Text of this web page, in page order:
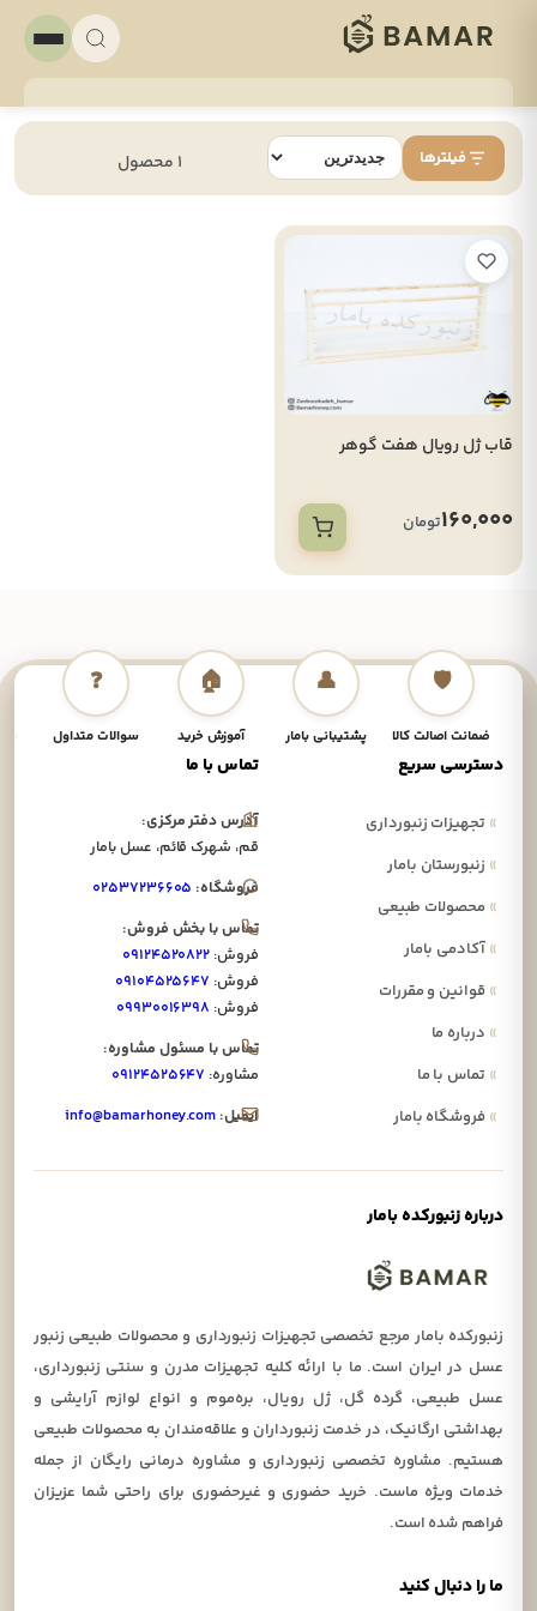
فیلترها
قاب ژل رویال هفت گوهر
160,000تومان
🛡️
ضمانت اصالت کالا
👤
پشتیبانی بامار
🏠
آموزش خرید
❓
سوالات متداول
ما را دنبال کنید
دسترسی سریع
»تجهیزات زنبورداری
»زنبورستان بامار
»محصولات طبیعی
»آکادمی بامار
»قوانین و مقررات
»درباره ما
»تماس با ما
»فروشگاه بامار
تماس با ما
آدرس دفتر مرکزی:
قم، شهرک قائم، عسل بامار
فروشگاه: ۰۲۵۳۷۲۳۶۶۰۵
تماس با بخش فروش:
فروش: ۰۹۱۲۴۵۲۰۸۲۲
فروش: ۰۹۱۰۴۵۲۵۶۴۷
فروش: ۰۹۹۳۰۰۱۶۳۹۸
تماس با مسئول مشاوره:
مشاوره: ۰۹۱۲۴۵۲۵۶۴۷
ایمیل: info@bamarhoney.com
درباره زنبورکده بامار
زنبورکده بامار مرجع تخصصی تجهیزات زنبورداری و محصولات طبیعی زنبور
عسل در ایران است. ما با ارائه کلیه تجهیزات مدرن و سنتی زنبورداری،
عسل طبیعی، گرده گل، ژل رویال، بره‌موم و انواع لوازم آرایشی و
بهداشتی ارگانیک، در خدمت زنبورداران و علاقه‌مندان به محصولات طبیعی
هستیم. مشاوره تخصصی زنبورداری و مشاوره درمانی رایگان از جمله
خدمات ویژه ماست. خرید حضوری و غیرحضوری برای راحتی شما عزیزان
فراهم شده است.